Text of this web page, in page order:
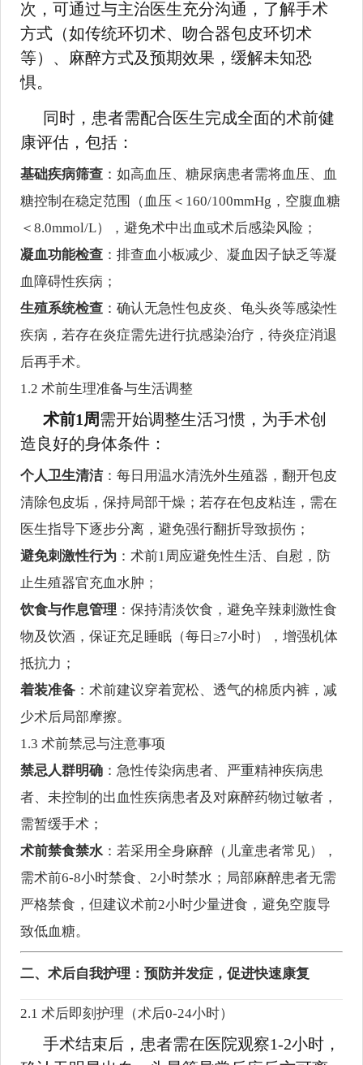
次，可通过与主治医生充分沟通，了解手术
方式（如传统环切术、吻合器包皮环切术
等）、麻醉方式及预期效果，缓解未知恐
惧。
同时，患者需配合医生完成全面的术前健
康评估，包括：
基础疾病筛查 ：如高血压、糖尿病患者需将血压、血
糖控制在稳定范围（血压＜160/100mmHg，空腹血糖
＜8.0mmol/L），避免术中出血或术后感染风险；
凝血功能检查 ：排查血小板减少、凝血因子缺乏等凝
血障碍性疾病；
生殖系统检查 ：确认无急性包皮炎、龟头炎等感染性
疾病，若存在炎症需先进行抗感染治疗，待炎症消退
后再手术。
1.2 术前生理准备与生活调整
术前1周需开始调整生活习惯，为手术创
造良好的身体条件：
个人卫生清洁：每日用温水清洗外生殖器，翻开包皮
清除包皮垢，保持局部干燥；若存在包皮粘连，需在
医生指导下逐步分离，避免强行翻折导致损伤；
避免刺激性行为 ：术前1周应避免性生活、自慰，防
止生殖器官充血水肿；
饮食与作息管理 ：保持清淡饮食，避免辛辣刺激性食
物及饮酒，保证充足睡眠（每日≥7小时），增强机体
抵抗力；
着装准备 ：术前建议穿着宽松、透气的棉质内裤，减
少术后局部摩擦。
1.3 术前禁忌与注意事项
禁忌人群明确 ：急性传染病患者、严重精神疾病患
者、未控制的出血性疾病患者及对麻醉药物过敏者，
需暂缓手术；
术前禁食禁水 ：若采用全身麻醉（儿童患者常见），
需术前6-8小时禁食、2小时禁水；局部麻醉患者无需
严格禁食，但建议术前2小时少量进食，避免空腹导
致低血糖。
二、术后自我护理：预防并发症，促进快速康复
2.1 术后即刻护理（术后0-24小时）
手术结束后，患者需在医院观察1-2小时，